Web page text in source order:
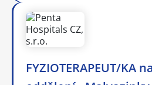
FYZIOTERAPEUT/KA